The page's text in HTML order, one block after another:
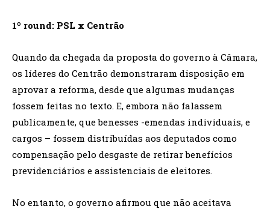
1º round: PSL x Centrão
Quando da chegada da proposta do governo à Câmara,
os líderes do Centrão demonstraram disposição em
aprovar a reforma, desde que algumas mudanças
fossem feitas no texto. E, embora não falassem
publicamente, que benesses -emendas individuais, e
cargos – fossem distribuídas aos deputados como
compensação pelo desgaste de retirar benefícios
previdenciários e assistenciais de eleitores.
No entanto, o governo afirmou que não aceitava